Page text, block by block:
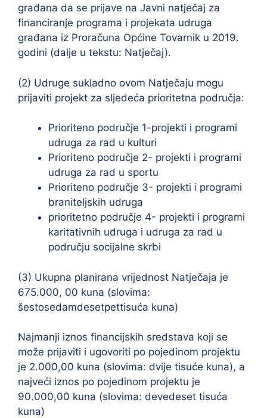
građana da se prijave na Javni natječaj za
financiranje programa i projekata udruga
građana iz Proračuna Općine Tovarnik u 2019.
godini (dalje u tekstu: Natječaj).
(2) Udruge sukladno ovom Natječaju mogu
prijaviti projekt za sljedeća prioritetna područja:
Prioriteno područje 1-projekti i programi
udruga za rad u kulturi
Prioriteno područje 2- projekti i programi
udruga za rad u sportu
Prioriteno područje 3- projekti i programi
braniteljskih udruga
prioritetno područje 4- projekti i programi
karitativnih udruga i udruga za rad u
području socijalne skrbi
(3) Ukupna planirana vrijednost Natječaja je
675.000, 00 kuna (slovima:
šestosedamdesetpettisuća kuna)
Najmanji iznos financijskih sredstava koji se
može prijaviti i ugovoriti po pojedinom projektu
je 2.000,00 kuna (slovima: dvije tisuće kuna), a
najveći iznos po pojedinom projektu je
90.000,00 kuna (slovima: devedeset tisuća
kuna)